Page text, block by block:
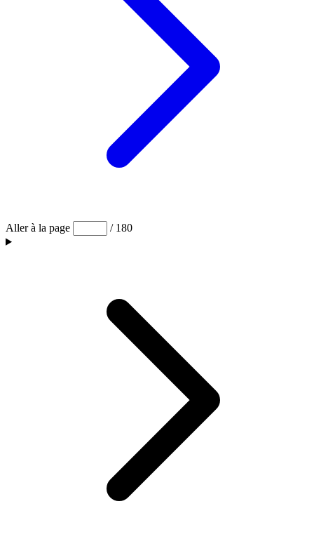
Aller à la page / 180